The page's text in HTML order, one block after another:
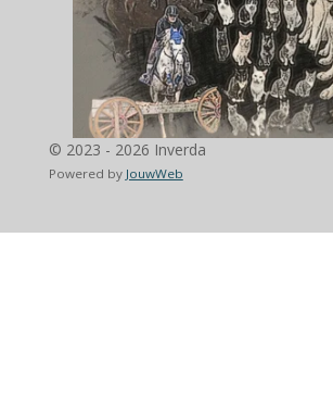
© 2023 - 2026 Inverda
Powered by JouwWeb